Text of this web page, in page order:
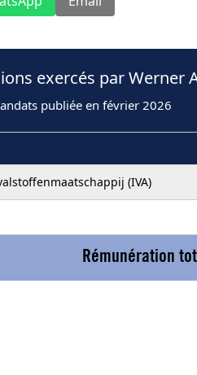
exercés par Werner
publiée en février 2026
(IVA)
Rémunération